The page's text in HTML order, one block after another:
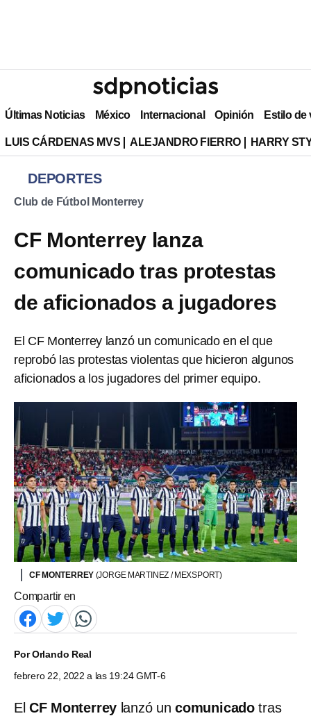
Últimas Noticias México Internacional Opinión Estilo de
LUIS CÁRDENAS MVS ALEJANDRO FIERRO HARRY
DEPORTES
Club de Fútbol Monterrey
CF Monterrey lanza
comunicado tras protestas
de aficionados a jugadores
El CF Monterrey lanzó un comunicado en el que
reprobó las protestas violentas que hicieron algunos
aficionados a los jugadores del primer equipo.
CF MONTERREY (JORGE MARTINEZ / MEXSPORT)
Compartir en
PorOrlando Real
febrero 22, 2022 a las 19:24 GMT-6
El CF Monterrey lanzó uncomunicado tras